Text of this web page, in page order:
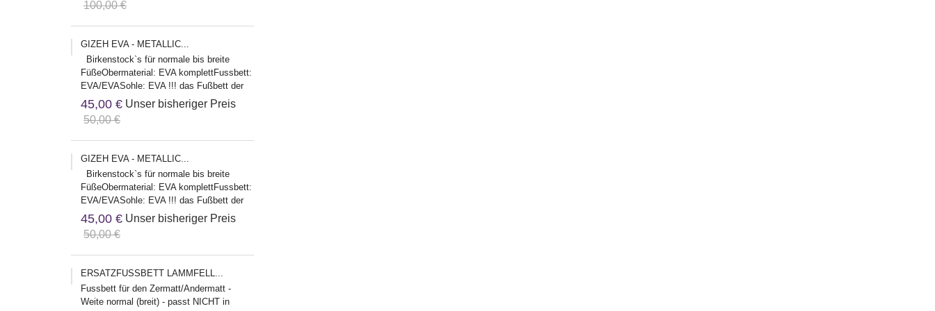
100,00 €
GIZEH EVA - METALLIC...
Birkenstock`s für normale bis breite
FüßeObermaterial: EVA komplettFussbett:
EVA/EVASohle: EVA !!! das Fußbett der
EVA Modelle fällt etwas...
45,00 € Unser bisheriger Preis
50,00 €
GIZEH EVA - METALLIC...
Birkenstock`s für normale bis breite
FüßeObermaterial: EVA komplettFussbett:
EVA/EVASohle: EVA !!! das Fußbett der
EVA Modelle fällt etwas...
45,00 € Unser bisheriger Preis
50,00 €
ERSATZFUSSBETT LAMMFELL...
Fussbett für den Zermatt/Andermatt -
Weite normal (breit) - passt NICHT in